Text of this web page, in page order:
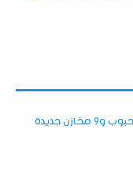
“صابة” قياسية في إنتاج الحبوب و9 مخازن جديدة